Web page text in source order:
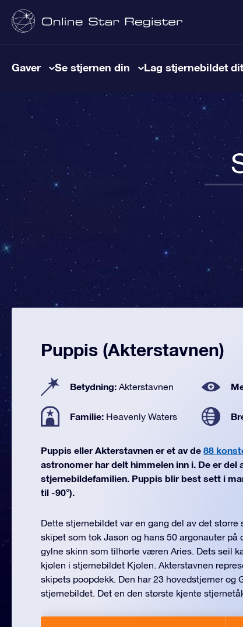
Gaver Se stjernen din Lag stjernebildet
Puppis (Akterstavnen)
Betydning: Akterstavnen
Familie: Heavenly Waters
Puppis eller Akterstavnen er et av de 88
astronomer har delt himmelen inn i. De er del
stjernebildefamilien. Puppis blir best sett i
til -90°).
Dette stjernebildet var en gang del av det større
skipet som tok Jason og hans 50 argonauter på
gylne skinn som tilhørte væren Aries. Dets seil
kjølen i stjernebildet Kjølen. Akterstavnen
skipets poopdekk. Den har 23 hovedstjerner og
stjernebildet. Det en den største kjente